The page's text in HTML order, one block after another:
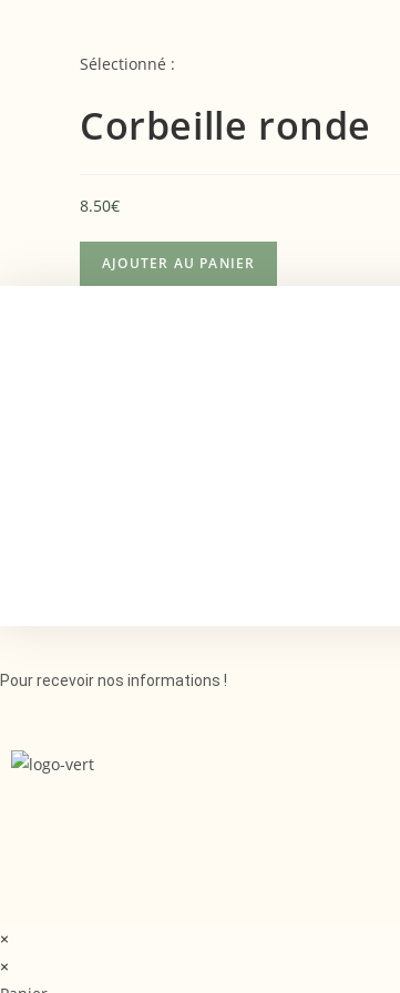
Sélectionné :
Corbeille ronde
8.50€
AJOUTER AU PANIER
Pour recevoir nos informations !
×
×